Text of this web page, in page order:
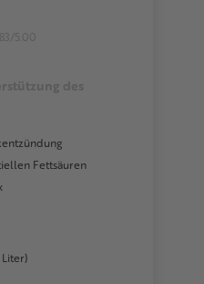
Fettsäuren
Liter)